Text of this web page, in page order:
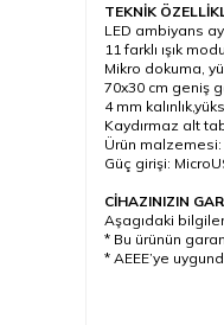
TEKNİK
LED ambiyans
11 farklı ışık modu
Mikro dokuma,
70x30 cm geniş
4 mm
Kaydırmaz alt
Ürün
Güç girişi:
CİHAZINIZIN
Aşagıdaki
* Bu ürünün
* AEEE’ye